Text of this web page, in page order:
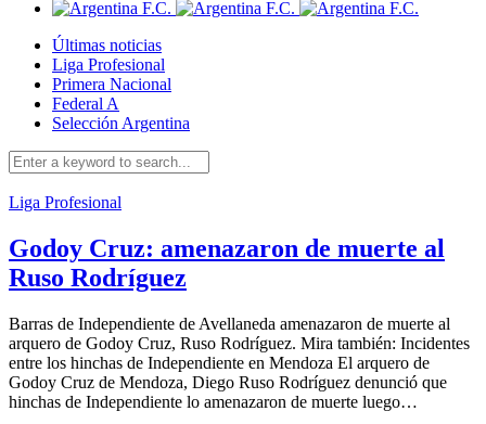
Últimas noticias
Liga Profesional
Primera Nacional
Federal A
Selección Argentina
Liga Profesional
Godoy Cruz: amenazaron de muerte al
Ruso Rodríguez
Barras de Independiente de Avellaneda amenazaron de muerte al
arquero de Godoy Cruz, Ruso Rodríguez. Mira también: Incidentes
entre los hinchas de Independiente en Mendoza El arquero de
Godoy Cruz de Mendoza, Diego Ruso Rodríguez denunció que
hinchas de Independiente lo amenazaron de muerte luego…